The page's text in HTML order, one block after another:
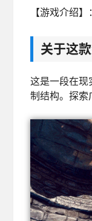
【游戏介绍】：
关于这
这是一段在现
制结构。探索